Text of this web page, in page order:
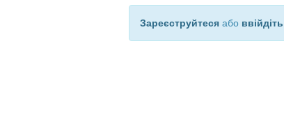
Зареєструйтеся або ввійдіть